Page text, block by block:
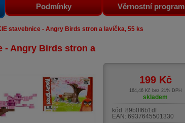
Podmínky Věrnostní program
stavebnice - Angry Birds stron a lavička, 55 ks
- Angry Birds stron a
199 Kč
164,46 Kč bez 21% DPH
skladem
kód: 89b0f6b1df
EAN: 6937645501330